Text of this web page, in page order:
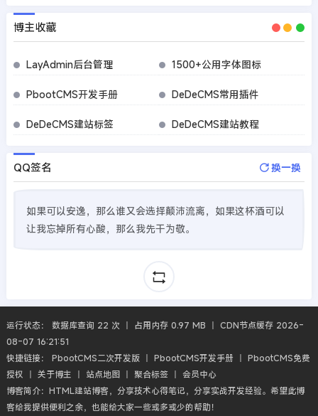
博主收藏
LayAdmin后台管理 1500+公用字体图标
PbootCMS开发手册 DeDeCMS常用插件
DeDeCMS建站标签 DeDeCMS建站教程
QQ签名 换一换
如果可以安逸，那么谁又会选择颠沛流离，如果这杯酒可以
让我忘掉所有心酸，那么我先干为敬。
运行状态： 数据库查询 22 次 丨 占用内存 0.97 MB 丨 CDN节点缓存 2026-
08-07 16:21:51
快捷链接： PbootCMS二次开发版丨 PbootCMS开发手册 丨 PbootCMS免费
授权 丨 关于博主 丨 站点地图丨 聚合标签丨 会员中心
博客简介：HTML建站博客，分享技术心得笔记，分享实战开发经验。希望此博
客给我提供便利之余，也能给大家一些或多或少的帮助！